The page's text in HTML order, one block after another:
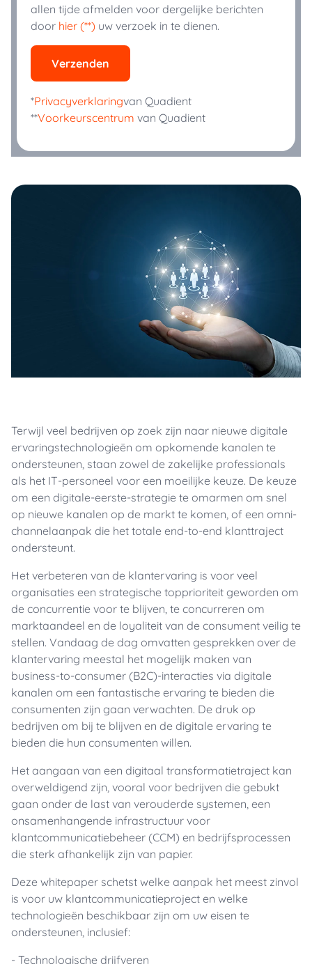
allen tijde afmelden voor dergelijke berichten
door hier (**) uw verzoek in te dienen.
Verzenden
*Privacyverklaringvan Quadient
**Voorkeurscentrum van Quadient
Terwijl veel bedrijven op zoek zijn naar nieuwe digitale
ervaringstechnologieën om opkomende kanalen te
ondersteunen, staan zowel de zakelijke professionals
als het IT-personeel voor een moeilijke keuze. De keuze
om een digitale-eerste-strategie te omarmen om snel
op nieuwe kanalen op de markt te komen, of een omni-
channelaanpak die het totale end-to-end klanttraject
ondersteunt.
Het verbeteren van de klantervaring is voor veel
organisaties een strategische topprioriteit geworden om
de concurrentie voor te blijven, te concurreren om
marktaandeel en de loyaliteit van de consument veilig te
stellen. Vandaag de dag omvatten gesprekken over de
klantervaring meestal het mogelijk maken van
business-to-consumer (B2C)-interacties via digitale
kanalen om een fantastische ervaring te bieden die
consumenten zijn gaan verwachten. De druk op
bedrijven om bij te blijven en de digitale ervaring te
bieden die hun consumenten willen.
Het aangaan van een digitaal transformatietraject kan
overweldigend zijn, vooral voor bedrijven die gebukt
gaan onder de last van verouderde systemen, een
onsamenhangende infrastructuur voor
klantcommunicatiebeheer (CCM) en bedrijfsprocessen
die sterk afhankelijk zijn van papier.
Deze whitepaper schetst welke aanpak het meest zinvol
is voor uw klantcommunicatieproject en welke
technologieën beschikbaar zijn om uw eisen te
ondersteunen, inclusief:
- Technologische drijfveren